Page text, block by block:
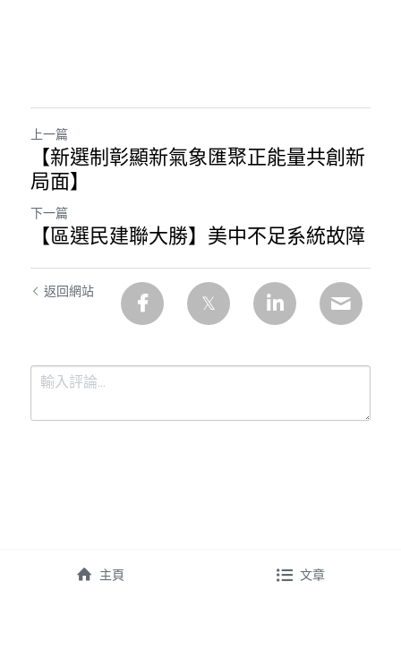
上一篇
【新選制彰顯新氣象匯聚正能量共創新
局面】
下一篇
【區選民建聯大勝】美中不足系統故障
返回網站
主頁 文章